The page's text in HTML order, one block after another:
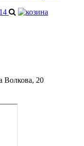
Волкова, 20